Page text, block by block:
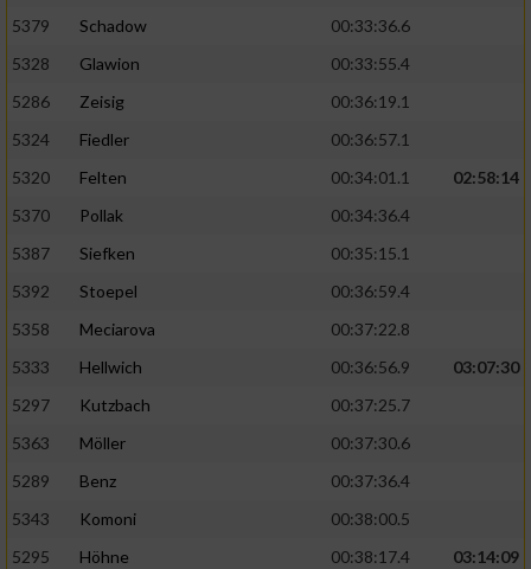
5379
Schadow
00:33:36.6
5328
Glawion
00:33:55.4
5286
Zeisig
00:36:19.1
5324
Fiedler
00:36:57.1
5320
Felten 00:34:01.1
02:58:14
5370
Pollak
00:34:36.4
5387
Siefken
00:35:15.1
5392
Stoepel
00:36:59.4
5358
Meciarova
00:37:22.8
5333
Hellwich 00:36:56.9
03:07:30
5297
Kutzbach
00:37:25.7
5363
Möller
00:37:30.6
5289
Benz
00:37:36.4
5343
Komoni
00:38:00.5
5295
Höhne 00:38:17.4
03:14:09